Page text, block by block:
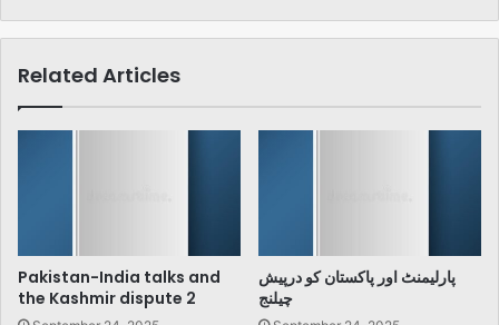
Related Articles
Pakistan-India talks and
the Kashmir dispute 2
پارلیمنٹ اور پاکستان کو درپیش
چیلنج